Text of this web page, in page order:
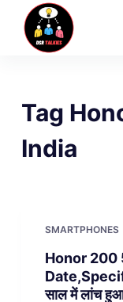
c
Tag
India
SMARTPHONES
Honor 200
साल में लांच